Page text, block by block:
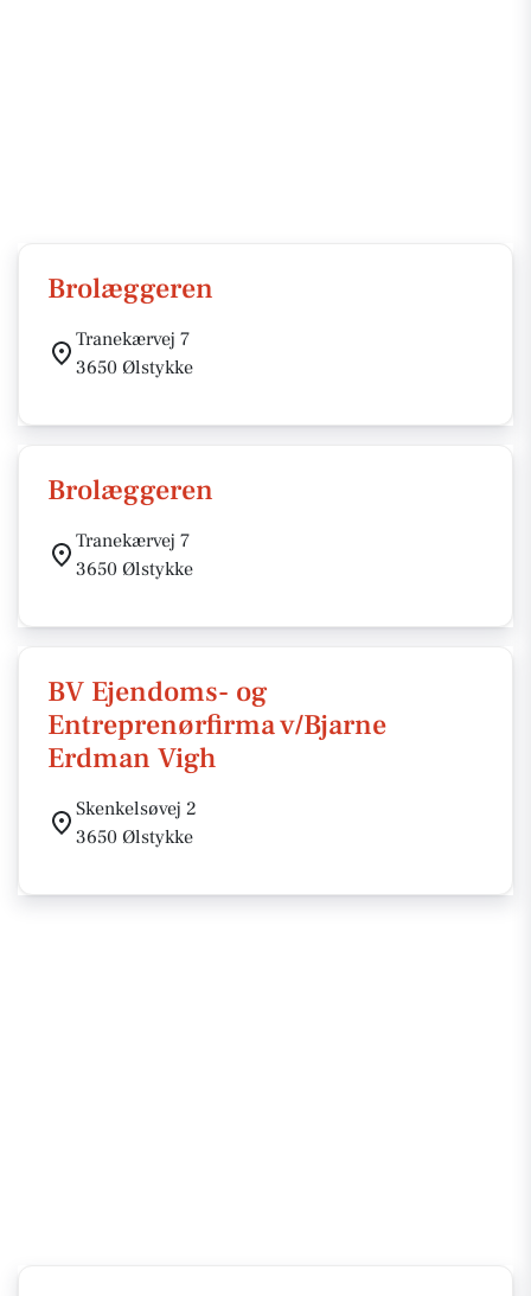
Brolæggeren
Tranekærvej 7
3650 Ølstykke
Brolæggeren
Tranekærvej 7
3650 Ølstykke
BV Ejendoms- og
Entreprenørfirma v/Bjarne
Erdman Vigh
Skenkelsøvej 2
3650 Ølstykke